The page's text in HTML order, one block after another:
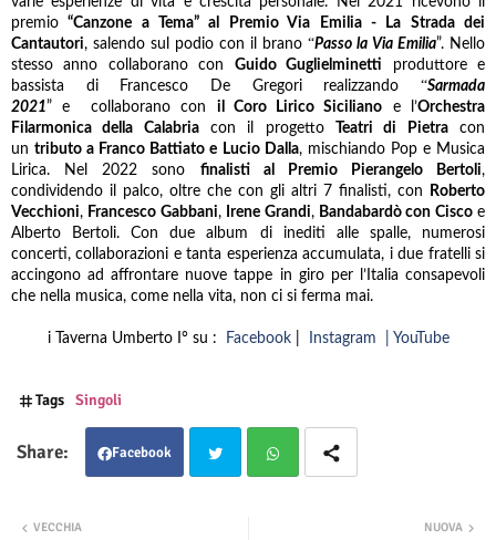
premio “Canzone a Tema” al Premio Via Emilia - La Strada dei
Cantautori, salendo sul podio con il brano “Passo la Via Emilia”. Nello
stesso anno collaborano con Guido Guglielminetti produttore e
bassista di Francesco De Gregori realizzando “Sarmada
2021” e collaborano con il Coro Lirico Siciliano e l’Orchestra
Filarmonica della Calabriacon il progetto Teatri di Pietracon
untributo a Franco Battiato e Lucio Dalla, mischiando Pop e Musica
Lirica. Nel 2022 sono finalisti al Premio Pierangelo Bertoli,
condividendo il palco, oltre che con gli altri 7 finalisti, con
Roberto
Vecchioni, Francesco Gabbani, Irene Grandi, Bandabardò con Ciscoe
Alberto Bertoli. Con due album di inediti alle spalle, numerosi
concerti, collaborazioni e tanta esperienza accumulata, i due fratelli si
accingono ad affrontare nuove tappe in giro per l’Italia consapevoli
che nella musica, come nella vita, non ci si ferma mai.
i Taverna Umberto I° su : Facebook| Instagram YouTube
Tags Singoli
Facebook
NUOVA
VECCHIA